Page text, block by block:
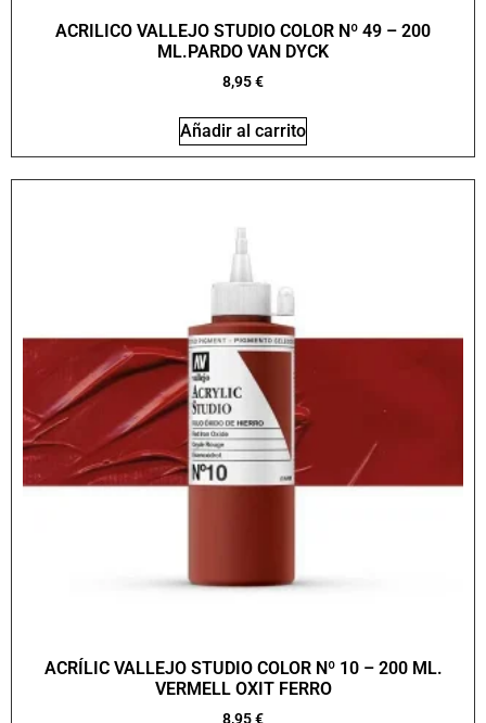
ACRILICO VALLEJO STUDIO COLOR Nº 49 – 200
ML.PARDO VAN DYCK
8,95€
Añadir al carrito
ACRÍLIC VALLEJO STUDIO COLOR Nº 10 – 200 ML.
VERMELL OXIT FERRO
8,95€